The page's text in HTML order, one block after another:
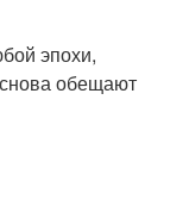
эпохи,
обещают